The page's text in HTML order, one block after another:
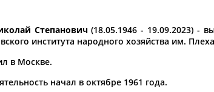
* для
рождения
Степанович(18.05.1946 - 19.09.2023) -
института народного хозяйства им.
в Москве.
начал в октябре 1961 года.